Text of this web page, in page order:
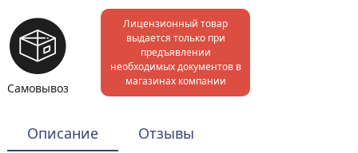
Самовывоз
Лицензионный товар
выдается только при
предъявлении
необходимых документов в
магазинах компании
Описание Отзывы